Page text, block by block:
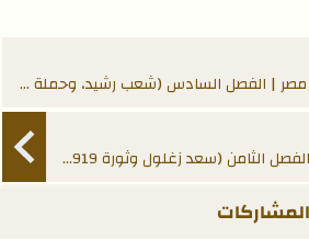
قصة – كفاح شعب مصر | الفصل السادس (شعب رشيد، وحملة فريزر عام 1807م)
قصة – كفاح شعب مصر | الفصل الثامن (سعد زغلول وثورة 1919م)